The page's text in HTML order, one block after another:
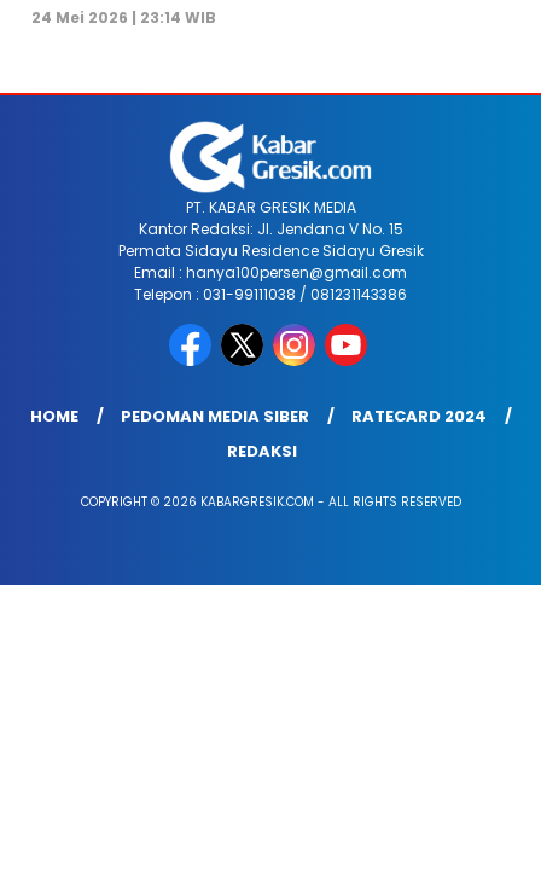
24 Mei 2026 | 23:14 WIB
PT. KABAR GRESIK MEDIA
Kantor Redaksi: Jl. Jendana V No. 15
Permata Sidayu Residence Sidayu Gresik
Email : hanya100persen@gmail.com
Telepon : 031-99111038 / 081231143386
HOME PEDOMAN MEDIA SIBER
RATECARD 2024
REDAKSI
COPYRIGHT © 2026 KABARGRESIK.COM - ALL RIGHTS RESERVED